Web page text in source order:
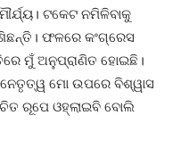
ଟକେଟ ନମିଳିବାକୁ
ଫଳରେ କଂଗ୍ରେସ
ମୁଁ ଅନୁପ୍ରାଣିତ ହୋଇଛି।
ମୋ ଉପରେ ବିଶ୍ୱାସ
ରୂପେ ଓହ୍ଲାଇବି ବୋଲି